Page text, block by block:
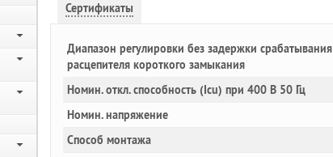
Сертификаты
Диапазон регулировки без задержки срабатывания
расцепителя короткого замыкания
Номин. откл. способность (Icu) при 400 В 50 Гц
Номин. напряжение
Способ монтажа